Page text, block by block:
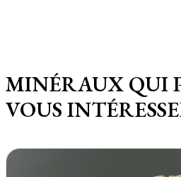
MINÉRAUX QUI
VOUS